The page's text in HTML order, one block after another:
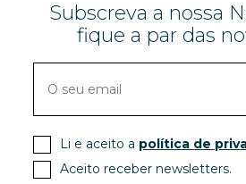
Subscreva a nossa
fique a par das
Li e aceito a política de
Aceito receber newsletters.